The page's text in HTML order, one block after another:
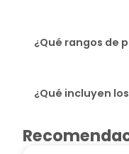
¿Qué rangos de
¿Qué incluyen